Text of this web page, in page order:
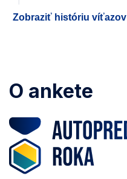
Zobraziť históriu víťazov
O ankete